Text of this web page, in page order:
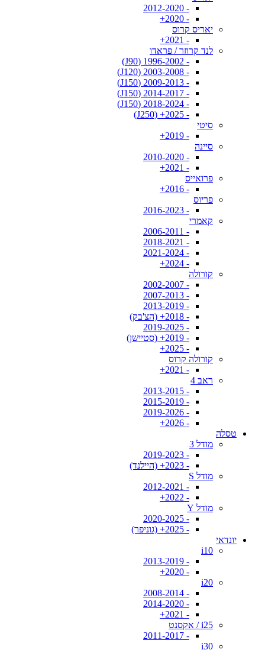
- 2012-2020
- 2020+
יאריס קרוס
- 2021+
לנד קרוזר / פראדו
- 1996-2002 (J90)
- 2003-2008 (J120)
- 2009-2013 (J150)
- 2014-2017 (J150)
- 2018-2024 (J150)
- 2025+ (J250)
סיטי
- 2019+
סיינה
- 2010-2020
- 2021+
פרואייס
- 2016+
פריוס
- 2016-2023
קאמרי
- 2006-2011
- 2018-2021
- 2021-2024
- 2024+
קורולה
- 2002-2007
- 2007-2013
- 2013-2019
- 2018+ (הצ'בק)
- 2019-2025
- 2019+ (סטיישן)
- 2025+
קורולה קרוס
- 2021+
ראב 4
- 2013-2015
- 2015-2019
- 2019-2026
- 2026+
טסלה
מודל 3
- 2019-2023
- 2023+ (היילנד)
מודל S
- 2012-2021
- 2022+
מודל Y
- 2020-2025
- 2025+ (גוניפר)
יונדאי
i10
- 2013-2019
- 2020+
i20
- 2008-2014
- 2014-2020
- 2021+
i25 / אקסנט
- 2011-2017
i30